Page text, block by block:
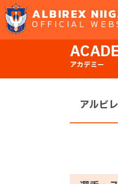
ALBIREX
OFFICIAL
アカデミー
アルビ